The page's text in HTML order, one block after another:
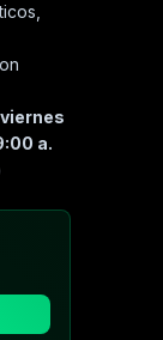
a.